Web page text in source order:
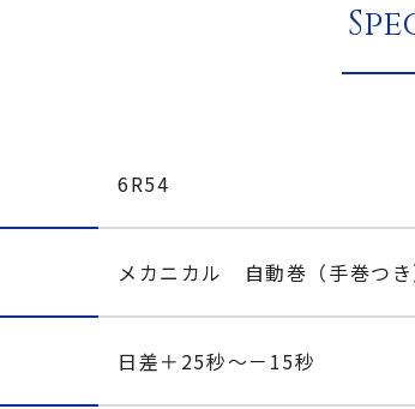
6R54
メカニカル 自動巻（手巻つき
日差＋25秒～－15秒